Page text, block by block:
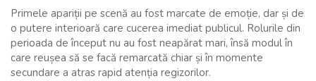
Primele apariții pe scenă au fost marcate de emoție, dar și de
o putere interioară care cucerea imediat publicul. Rolurile din
perioada de început nu au fost neapărat mari, însă modul în
care reușea să se facă remarcată chiar și în momente
secundare a atras rapid atenția regizorilor.